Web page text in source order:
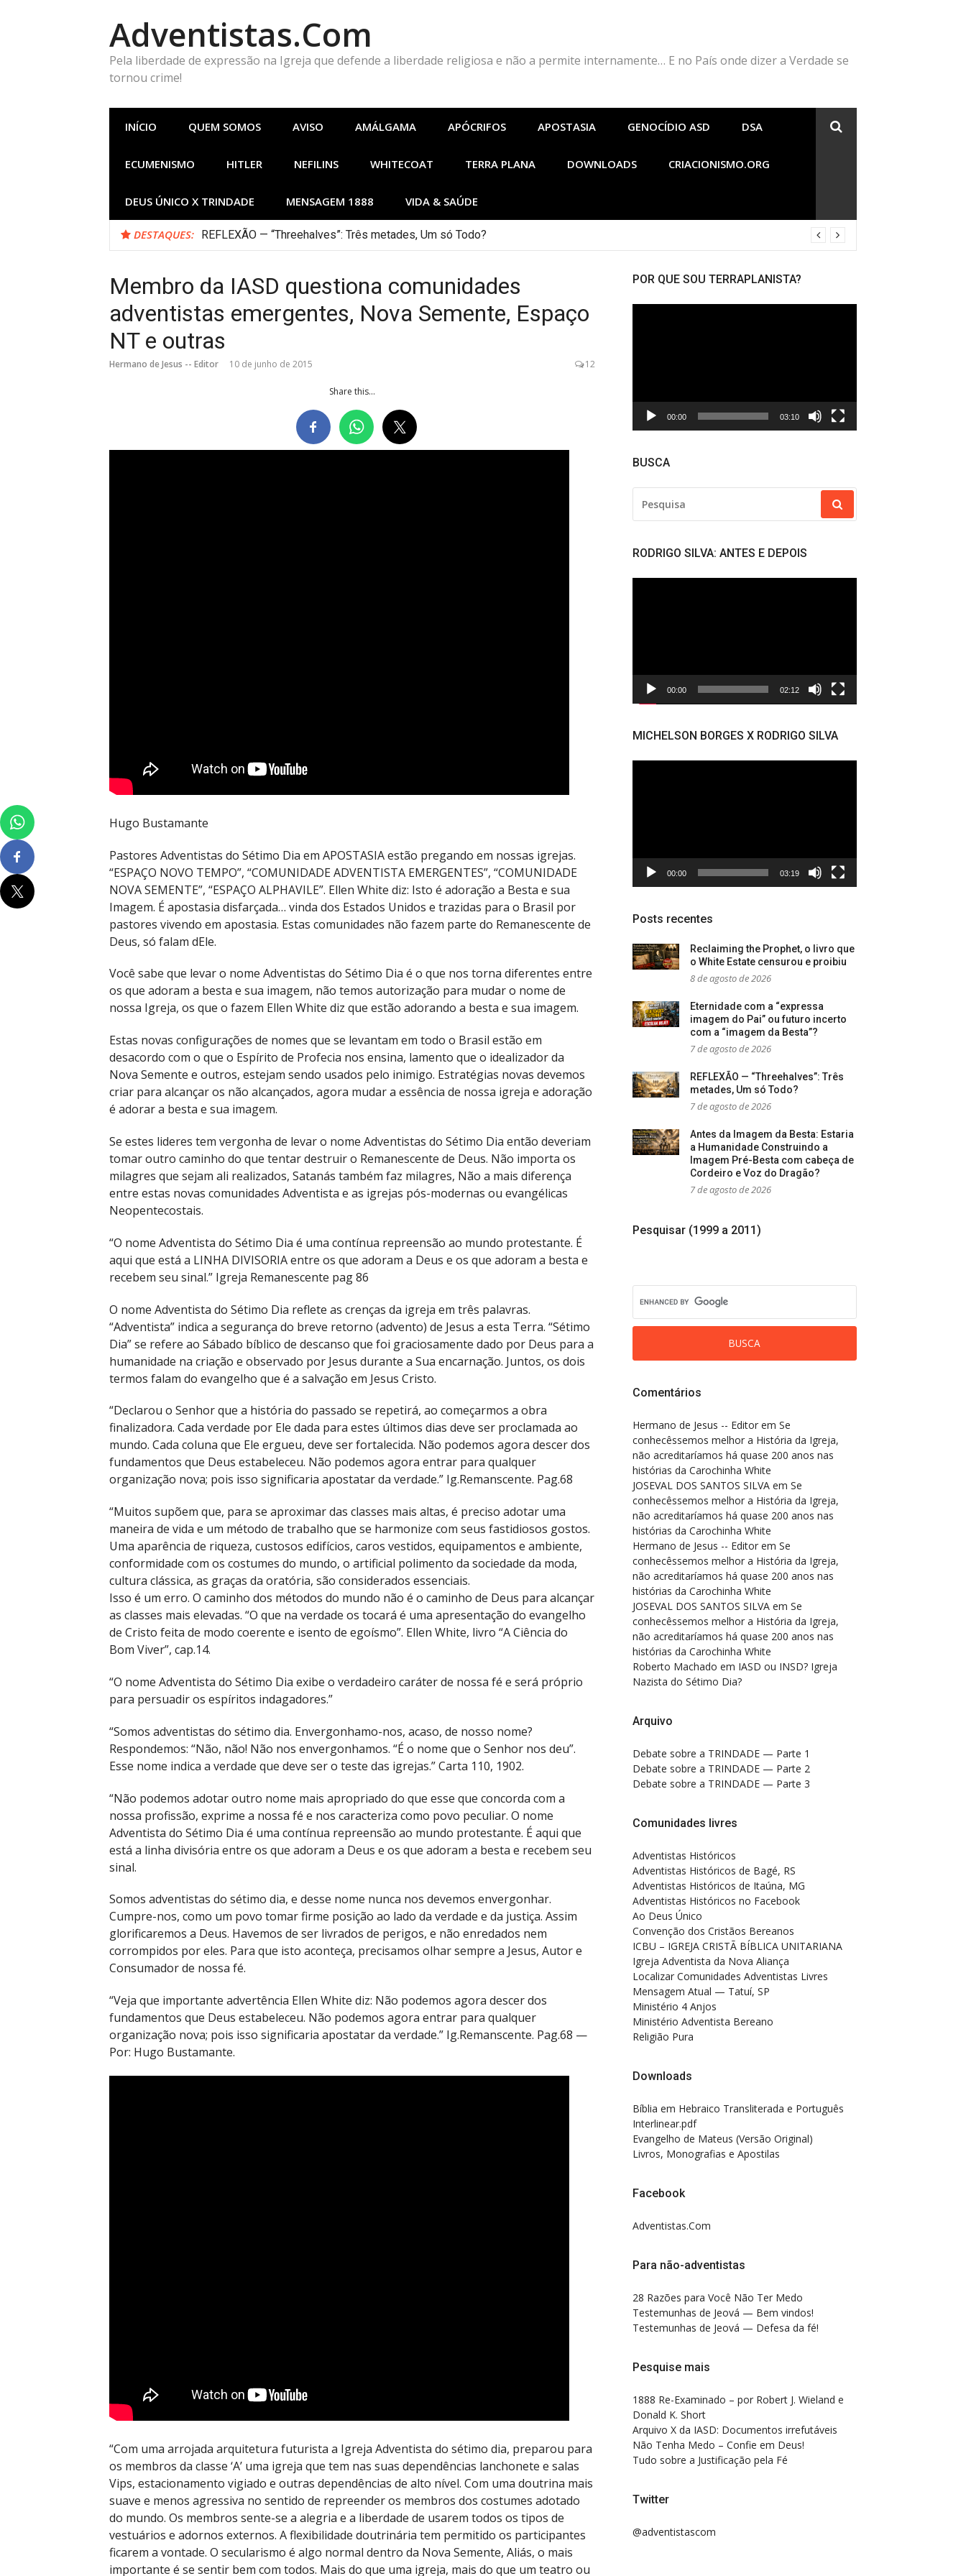
Adventistas.Com
Pela liberdade de expressão na Igreja que defende a liberdade religiosa e não a permite internamente… E no País onde dizer a Verdade se
tornou crime!
INÍCIO QUEM SOMOS AVISO AMÁLGAMA APÓCRIFOS APOSTASIA GENOCÍDIO ASD DSA
ECUMENISMO HITLER NEFILINS WHITECOAT TERRA PLANA DOWNLOADS CRIACIONISMO.ORG
DEUS ÚNICO X TRINDADE MENSAGEM 1888 VIDA & SAÚDE
DESTAQUES: REFLEXÃO — “Threehalves”: Três metades, Um só Todo?
Membro da IASD questiona comunidades
adventistas emergentes, Nova Semente, Espaço
NT e outras
Hermano de Jesus -- Editor 10 de junho de 2015 12
Share this...
Hugo Bustamante
Pastores Adventistas do Sétimo Dia em APOSTASIA estão pregando em nossas igrejas.
“ESPAÇO NOVO TEMPO”, “COMUNIDADE ADVENTISTA EMERGENTES”, “COMUNIDADE
NOVA SEMENTE”, “ESPAÇO ALPHAVILE”. Ellen White diz: Isto é adoração a Besta e sua
Imagem. É apostasia disfarçada… vinda dos Estados Unidos e trazidas para o Brasil por
pastores vivendo em apostasia. Estas comunidades não fazem parte do Remanescente de
Deus, só falam dEle.
Você sabe que levar o nome Adventistas do Sétimo Dia é o que nos torna diferentes entre
os que adoram a besta e sua imagem, não temos autorização para mudar o nome de
nossa Igreja, os que o fazem Ellen White diz que estão adorando a besta e sua imagem.
Estas novas configurações de nomes que se levantam em todo o Brasil estão em
desacordo com o que o Espírito de Profecia nos ensina, lamento que o idealizador da
Nova Semente e outros, estejam sendo usados pelo inimigo. Estratégias novas devemos
criar para alcançar os não alcançados, agora mudar a essência de nossa igreja e adoração
é adorar a besta e sua imagem.
Se estes lideres tem vergonha de levar o nome Adventistas do Sétimo Dia então deveriam
tomar outro caminho do que tentar destruir o Remanescente de Deus. Não importa os
milagres que sejam ali realizados, Satanás também faz milagres, Não a mais diferença
entre estas novas comunidades Adventista e as igrejas pós-modernas ou evangélicas
Neopentecostais.
“O nome Adventista do Sétimo Dia é uma contínua repreensão ao mundo protestante. É
aqui que está a LINHA DIVISORIA entre os que adoram a Deus e os que adoram a besta e
recebem seu sinal.” Igreja Remanescente pag 86
O nome Adventista do Sétimo Dia reflete as crenças da igreja em três palavras.
“Adventista” indica a segurança do breve retorno (advento) de Jesus a esta Terra. “Sétimo
Dia” se refere ao Sábado bíblico de descanso que foi graciosamente dado por Deus para a
humanidade na criação e observado por Jesus durante a Sua encarnação. Juntos, os dois
termos falam do evangelho que é a salvação em Jesus Cristo.
“Declarou o Senhor que a história do passado se repetirá, ao começarmos a obra
finalizadora. Cada verdade por Ele dada para estes últimos dias deve ser proclamada ao
mundo. Cada coluna que Ele ergueu, deve ser fortalecida. Não podemos agora descer dos
fundamentos que Deus estabeleceu. Não podemos agora entrar para qualquer
organização nova; pois isso significaria apostatar da verdade.” Ig.Remanscente. Pag.68
“Muitos supõem que, para se aproximar das classes mais altas, é preciso adotar uma
maneira de vida e um método de trabalho que se harmonize com seus fastidiosos gostos.
Uma aparência de riqueza, custosos edifícios, caros vestidos, equipamentos e ambiente,
conformidade com os costumes do mundo, o artificial polimento da sociedade da moda,
cultura clássica, as graças da oratória, são considerados essenciais.
Isso é um erro. O caminho dos métodos do mundo não é o caminho de Deus para alcançar
as classes mais elevadas. “O que na verdade os tocará é uma apresentação do evangelho
de Cristo feita de modo coerente e isento de egoísmo”. Ellen White, livro “A Ciência do
Bom Viver”, cap.14.
“O nome Adventista do Sétimo Dia exibe o verdadeiro caráter de nossa fé e será próprio
para persuadir os espíritos indagadores.”
“Somos adventistas do sétimo dia. Envergonhamo-nos, acaso, de nosso nome?
Respondemos: “Não, não! Não nos envergonhamos. “É o nome que o Senhor nos deu”.
Esse nome indica a verdade que deve ser o teste das igrejas.” Carta 110, 1902.
“Não podemos adotar outro nome mais apropriado do que esse que concorda com a
nossa profissão, exprime a nossa fé e nos caracteriza como povo peculiar. O nome
Adventista do Sétimo Dia é uma contínua repreensão ao mundo protestante. É aqui que
está a linha divisória entre os que adoram a Deus e os que adoram a besta e recebem seu
sinal.
Somos adventistas do sétimo dia, e desse nome nunca nos devemos envergonhar.
Cumpre-nos, como um povo tomar firme posição ao lado da verdade e da justiça. Assim
glorificaremos a Deus. Havemos de ser livrados de perigos, e não enredados nem
corrompidos por eles. Para que isto aconteça, precisamos olhar sempre a Jesus, Autor e
Consumador de nossa fé.
“Veja que importante advertência Ellen White diz: Não podemos agora descer dos
fundamentos que Deus estabeleceu. Não podemos agora entrar para qualquer
organização nova; pois isso significaria apostatar da verdade.” Ig.Remanscente. Pag.68 —
Por: Hugo Bustamante.
“Com uma arrojada arquitetura futurista a Igreja Adventista do sétimo dia, preparou para
os membros da classe ‘A’ uma igreja que tem nas suas dependências lanchonete e salas
Vips, estacionamento vigiado e outras dependências de alto nível. Com uma doutrina mais
suave e menos agressiva no sentido de repreender os membros dos costumes adotado
do mundo. Os membros sente-se a alegria e a liberdade de usarem todos os tipos de
vestuários e adornos externos. A flexibilidade doutrinária tem permitido os participantes
ficarem a vontade. O secularismo é algo normal dentro da Nova Semente, Aliás, o mais
importante é se sentir bem com todos. Mais do que uma igreja, mais do que um teatro ou
POR QUE SOU TERRAPLANISTA?
00:00 03:10
BUSCA
POR:
RODRIGO SILVA: ANTES E DEPOIS
00:00 02:12
MICHELSON BORGES X RODRIGO SILVA
00:00 03:19
Posts recentes
Reclaiming the Prophet, o livro que
o White Estate censurou e proibiu
8 de agosto de 2026
Eternidade com a “expressa
imagem do Pai” ou futuro incerto
com a “imagem da Besta”?
7 de agosto de 2026
REFLEXÃO — “Threehalves”: Três
metades, Um só Todo?
7 de agosto de 2026
Antes da Imagem da Besta: Estaria
a Humanidade Construindo a
Imagem Pré-Besta com cabeça de
Cordeiro e Voz do Dragão?
7 de agosto de 2026
Pesquisar (1999 a 2011)
Comentários
Hermano de Jesus -- Editor em Se
conhecêssemos melhor a História da Igreja,
não acreditaríamos há quase 200 anos nas
histórias da Carochinha White
JOSEVAL DOS SANTOS SILVA em Se
conhecêssemos melhor a História da Igreja,
não acreditaríamos há quase 200 anos nas
histórias da Carochinha White
Hermano de Jesus -- Editor em Se
conhecêssemos melhor a História da Igreja,
não acreditaríamos há quase 200 anos nas
histórias da Carochinha White
JOSEVAL DOS SANTOS SILVA em Se
conhecêssemos melhor a História da Igreja,
não acreditaríamos há quase 200 anos nas
histórias da Carochinha White
Roberto Machado em IASD ou INSD? Igreja
Nazista do Sétimo Dia?
Arquivo
Debate sobre a TRINDADE — Parte 1
Debate sobre a TRINDADE — Parte 2
Debate sobre a TRINDADE — Parte 3
Comunidades livres
Adventistas Históricos
Adventistas Históricos de Bagé, RS
Adventistas Históricos de Itaúna, MG
Adventistas Históricos no Facebook
Ao Deus Único
Convenção dos Cristãos Bereanos
ICBU – IGREJA CRISTÃ BÍBLICA UNITARIANA
Igreja Adventista da Nova Aliança
Localizar Comunidades Adventistas Livres
Mensagem Atual — Tatuí, SP
Ministério 4 Anjos
Ministério Adventista Bereano
Religião Pura
Downloads
Bíblia em Hebraico Transliterada e Português
Interlinear.pdf
Evangelho de Mateus (Versão Original)
Livros, Monografias e Apostilas
Facebook
Adventistas.Com
Para não-adventistas
28 Razões para Você Não Ter Medo
Testemunhas de Jeová — Bem vindos!
Testemunhas de Jeová — Defesa da fé!
Pesquise mais
1888 Re-Examinado – por Robert J. Wieland e
Donald K. Short
Arquivo X da IASD: Documentos irrefutáveis
Não Tenha Medo – Confie em Deus!
Tudo sobre a Justificação pela Fé
Twitter
@adventistascom